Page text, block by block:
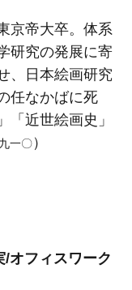
京帝大卒。体系
研究の発展に寄
、日本絵画研究
任なかばに死
近世絵画史」
一〇）
/オフィスワーク